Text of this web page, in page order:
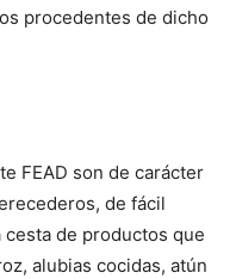
procedentes de dicho
FEAD son de carácter
de fácil
de productos que
alubias cocidas, atún